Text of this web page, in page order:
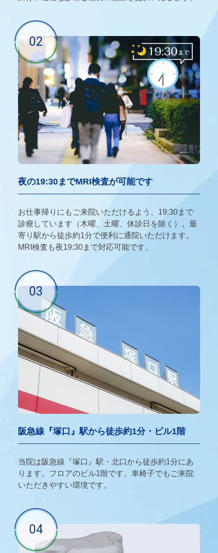
02
夜の19:30までMRI検査が可能です
お仕事帰りにもご来院いただけるよう、19:30まで
診療しています（木曜、土曜、休診日を除く）。最
寄り駅から徒歩約1分で便利に通院いただけます。
MRI検査も夜19:30まで対応可能です。
03
阪急線『塚口』駅から徒歩約1分・ビル1階
当院は阪急線『塚口』駅・北口から徒歩約1分にあ
ります。フロアのビル1階です。車椅子でもご来院
いただきやすい環境です。
04